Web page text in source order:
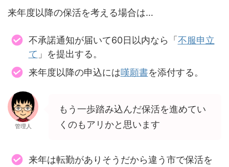
来年度以降の保活を考える場合は…
不承諾通知が届いて60日以内なら「不服申立
て 」を提出する。
来年度以降の申込には嘆願書を添付する。
管理人
もう一歩踏み込んだ保活を進めてい
くのもアリかと思います
来年は転勤がありそうだから違う市で保活を